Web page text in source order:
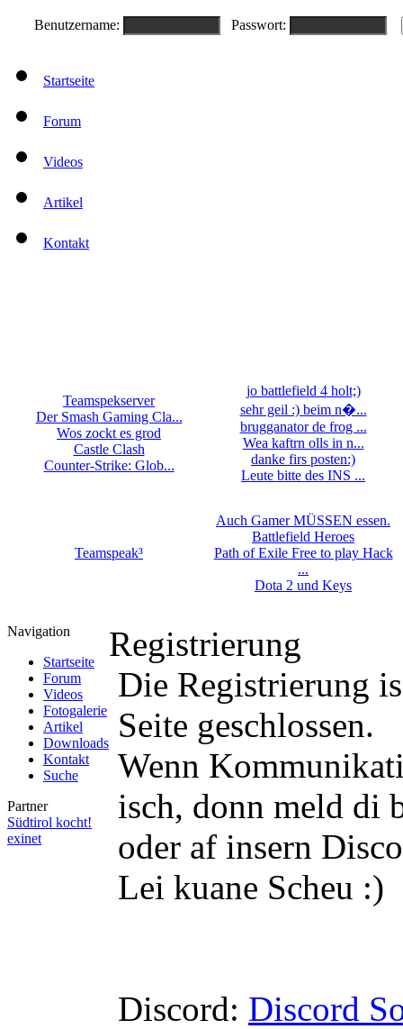
Benutzername: Passwort:
Startseite
Forum
Videos
Artikel
Kontakt
Teamspekserver
Der Smash Gaming Cla...
Wos zockt es grod
Castle Clash
Counter-Strike: Glob...
jo battlefield 4 holt;)
sehr geil :) beim n�...
brugganator de frog ...
Wea kaftrn olls in n...
danke firs posten:)
Leute bitte des INS ...
Teamspeak³
Auch Gamer MÜSSEN essen.
Battlefield Heroes
Path of Exile Free to play Hack
...
Dota 2 und Keys
Navigation
Startseite
Forum
Videos
Fotogalerie
Artikel
Downloads
Kontakt
Suche
Partner
Südtirol kocht!
exinet
Registrierung
Die Registrierung
Seite geschlossen.
Wenn
isch, donn meld di
oder af insern
Lei kuane Scheu :)
Discord: Discord